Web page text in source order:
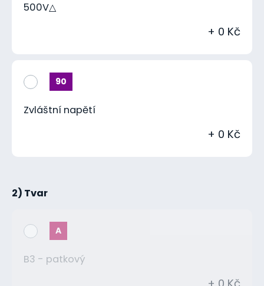
500V△
+ 0 Kč
90
Zvláštní napětí
+ 0 Kč
2) Tvar
A
B3 - patkový